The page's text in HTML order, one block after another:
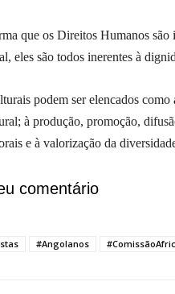
que os Direitos Humanos
eles são todos inerentes à
podem ser elencados
à produção, promoção,
e à valorização da
comentário
#Angolanos